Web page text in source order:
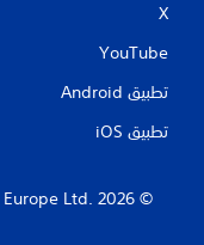
X
YouTube
تطبيق Android‏
تطبيق iOS‏